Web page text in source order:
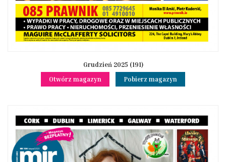
Grudzień 2025 (191)
Otwórz magazyn
Pobierz magazyn